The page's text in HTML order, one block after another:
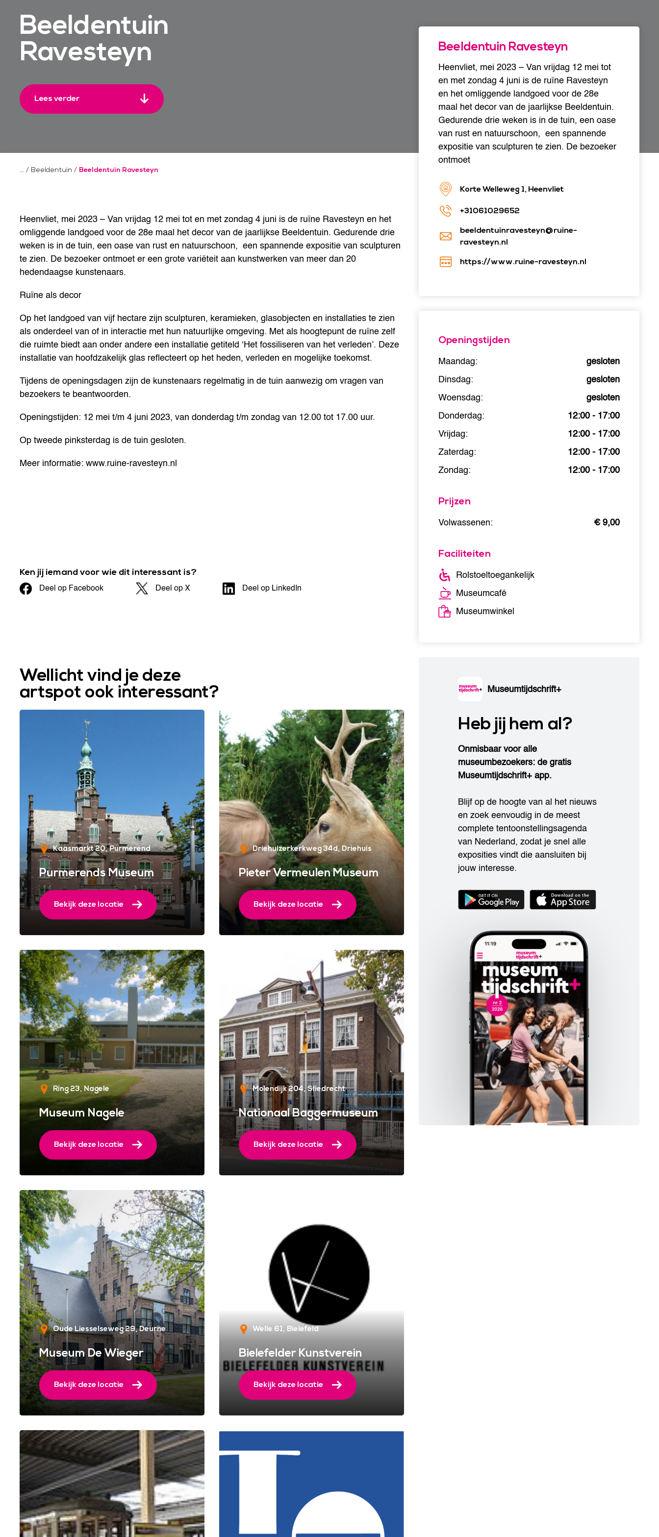
Beeldentuin
Ravesteyn
Lees verder
/ Beeldentuin / Beeldentuin Ravesteyn
Heenvliet, mei 2023 – Van vrijdag 12 mei tot en met zondag 4 juni is de ruïne Ravesteyn en het
omliggende landgoed voor de 28e maal het decor van de jaarlijkse Beeldentuin. Gedurende drie
weken is in de tuin, een oase van rust en natuurschoon, een spannende expositie van sculpturen
te zien. De bezoeker ontmoet er een grote variëteit aan kunstwerken van meer dan 20
hedendaagse kunstenaars.
Ruïne als decor
Op het landgoed van vijf hectare zijn sculpturen, keramieken, glasobjecten en installaties te zien
als onderdeel van of in interactie met hun natuurlijke omgeving. Met als hoogtepunt de ruïne zelf
die ruimte biedt aan onder andere een installatie getiteld ‘Het fossiliseren van het verleden’. Deze
installatie van hoofdzakelijk glas reflecteert op het heden, verleden en mogelijke toekomst.
Tijdens de openingsdagen zijn de kunstenaars regelmatig in de tuin aanwezig om vragen van
bezoekers te beantwoorden.
Openingstijden: 12 mei t/m 4 juni 2023, van donderdag t/m zondag van 12.00 tot 17.00 uur.
Op tweede pinksterdag is de tuin gesloten.
Meer informatie: www.ruine-ravesteyn.nl
Ken jij iemand voor wie dit interessant is?
Deel op Facebook Deel op X Deel op LinkedIn
Wellicht vind je deze
artspot ook interessant?
Kaasmarkt 20 Purmerend
Purmerends Museum
Bekijk deze locatie
Driehuizerkerkweg 34d Driehuis
Pieter Vermeulen Museum
Bekijk deze locatie
Ring 23 Nagele
Museum Nagele
Bekijk deze locatie
Molendijk 204 Sliedrecht
Nationaal Baggermuseum
Bekijk deze locatie
Oude Liesselseweg 29 Deurne
Museum De Wieger
Bekijk deze locatie
Welle 61 Bielefeld
Bielefelder Kunstverein
Bekijk deze locatie
Beeldentuin Ravesteyn
Heenvliet, mei 2023 – Van vrijdag 12 mei tot
en met zondag 4 juni is de ruïne Ravesteyn
en het omliggende landgoed voor de 28e
maal het decor van de jaarlijkse Beeldentuin.
Gedurende drie weken is in de tuin, een oase
van rust en natuurschoon, een spannende
expositie van sculpturen te zien. De bezoeker
ontmoet
Korte Welleweg 1, Heenvliet
+31061029652
beeldentuinravesteyn@ruine-
ravesteyn.nl
https://www.ruine-ravesteyn.nl
Openingstijden
Maandag:
gesloten
Dinsdag:
gesloten
Woensdag:
gesloten
Donderdag:
12:00 - 17:00
Vrijdag:
12:00 - 17:00
Zaterdag:
12:00 - 17:00
Zondag:
12:00 - 17:00
Prijzen
Volwassenen: € 9,00
Faciliteiten
Rolstoeltoegankelijk
Museumcafé
Museumwinkel
Museumtijdschrift+
Heb jij hem al?
Onmisbaar voor alle
museumbezoekers: de gratis
Museumtijdschrift+ app.
Blijf op de hoogte van al het nieuws
en zoek eenvoudig in de meest
complete tentoonstellingsagenda
van Nederland, zodat je snel alle
exposities vindt die aansluiten bij
jouw interesse.